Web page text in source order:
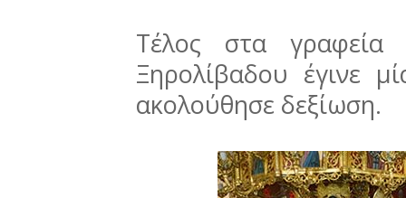
Τέλος στα γραφεία
Ξηρολίβαδου έγινε
ακολούθησε δεξίωση.